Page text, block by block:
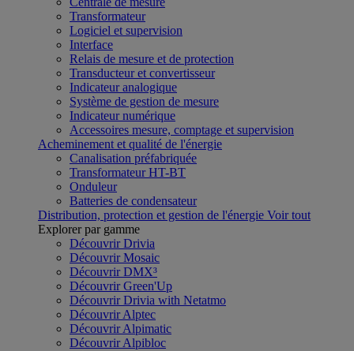
Transformateur
Logiciel et supervision
Interface
Relais de mesure et de protection
Transducteur et convertisseur
Indicateur analogique
Système de gestion de mesure
Indicateur numérique
Accessoires mesure, comptage et supervision
Acheminement et qualité de l'énergie
Canalisation préfabriquée
Transformateur HT-BT
Onduleur
Batteries de condensateur
Distribution, protection et gestion de l'énergie Voir tout
Explorer par gamme
Découvrir Drivia
Découvrir Mosaic
Découvrir DMX³
Découvrir Green'Up
Découvrir Drivia with Netatmo
Découvrir Alptec
Découvrir Alpimatic
Découvrir Alpibloc